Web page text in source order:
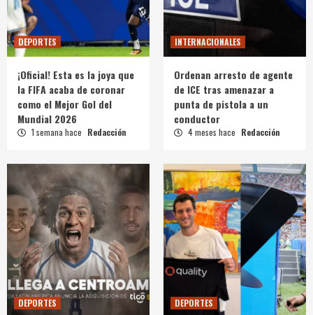
DEPORTES
¡Oficial! Esta es la joya que
la FIFA acaba de coronar
como el Mejor Gol del
Mundial 2026
1 semana hace Redacción
INTERNACIONALES
Ordenan arresto de agente
de ICE tras amenazar a
punta de pistola a un
conductor
4 meses hace Redacción
DEPORTES DEPORTES